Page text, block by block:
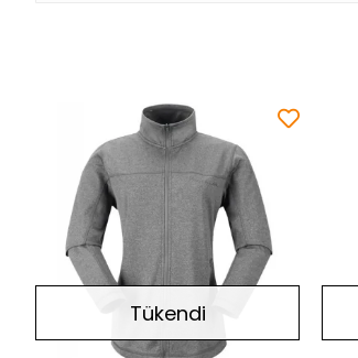
Tükendi